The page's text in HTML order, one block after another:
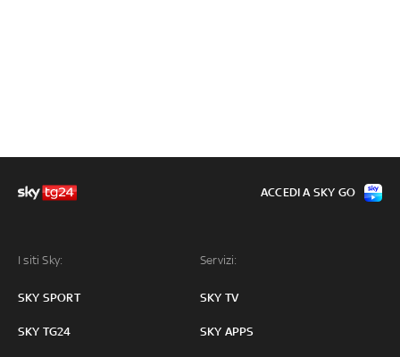
I siti Sky:
SKY SPORT
SKY TG24
Servizi:
SKY TV
SKY APPS
ACCEDI A SKY GO